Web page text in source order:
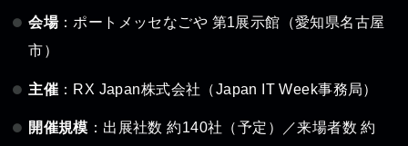
会場：ポートメッセなごや 第1展示館（愛知県名古屋
市）
主催 ：RX Japan株式会社（Japan IT Week事務局）
開催規模 ：出展社数 約140社（予定）／来場者数 約